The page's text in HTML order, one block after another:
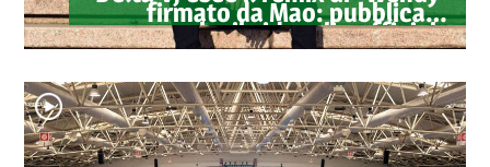
firmato da Mao: pubblicato
anche il videoclip ufficiale